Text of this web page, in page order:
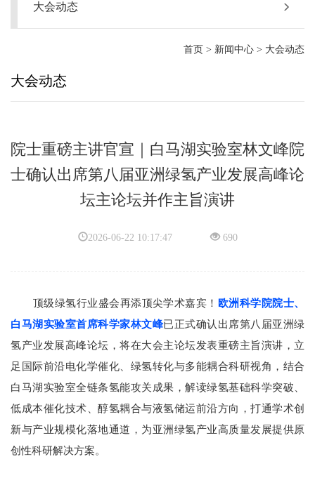
大会动态
首页 > 新闻中心 > 大会动态
大会动态
院士重磅主讲官宣｜白马湖实验室林文峰院
士确认出席第八届亚洲绿氢产业发展高峰论
坛主论坛并作主旨演讲
2026-06-22 10:17:47 690
顶级绿氢行业盛会再添顶尖学术嘉宾！ 欧洲科学院院士、
白马湖实验室首席科学家林文峰已正式确认出席第八届亚洲绿
氢产业发展高峰论坛，将在大会主论坛发表重磅主旨演讲，立
足国际前沿电化学催化、绿氢转化与多能耦合科研视角，结合
白马湖实验室全链条氢能攻关成果，解读绿氢基础科学突破、
低成本催化技术、醇氢耦合与液氢储运前沿方向，打通学术创
新与产业规模化落地通道，为亚洲绿氢产业高质量发展提供原
创性科研解决方案。